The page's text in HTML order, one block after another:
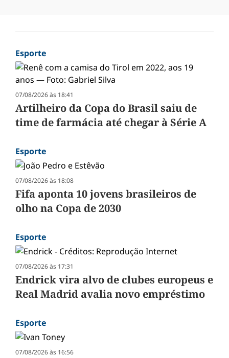
Esporte
07/08/2026 às 18:41
Artilheiro da Copa do Brasil saiu de
time de farmácia até chegar à Série A
Esporte
07/08/2026 às 18:08
Fifa aponta 10 jovens brasileiros de
olho na Copa de 2030
Esporte
07/08/2026 às 17:31
Endrick vira alvo de clubes europeus e
Real Madrid avalia novo empréstimo
Esporte
07/08/2026 às 16:56